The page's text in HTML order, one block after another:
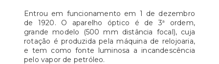
Entrou em funcionamento em 1 de dezembro
de 1920. O aparelho óptico é de 3ª ordem,
grande modelo (500 mm distância focal), cuja
rotação é produzida pela máquina de relojoaria,
e tem como fonte luminosa a incandescência
pelo vapor de petróleo.